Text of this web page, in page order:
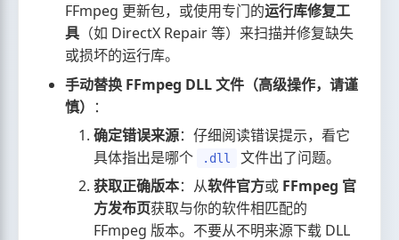
FFmpeg 更新包，或使用专门的运行库修复工
具 （如 DirectX Repair 等）来扫描并修复缺失
或损坏的运行库。
手动替换 FFmpeg DLL 文件（高级操作，请谨
慎） ：
确定错误来源：仔细阅读错误提示，看它
具体指出是哪个
.dll
文件出了问题。
获取正确版本：从软件官方或 FFmpeg 官
方发布页获取与你的软件相匹配的
FFmpeg 版本。不要从不明来源下载 DLL